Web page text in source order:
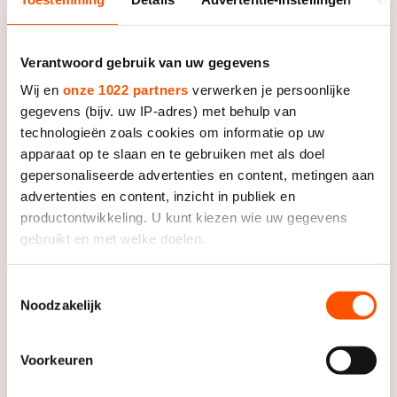
Verantwoord gebruik van uw gegevens
Wij en onze 1022 partners verwerken je persoonlijke
gegevens (bijv. uw IP-adres) met behulp van
technologieën zoals cookies om informatie op uw
apparaat op te slaan en te gebruiken met als doel
gepersonaliseerde advertenties en content, metingen aan
advertenties en content, inzicht in publiek en
productontwikkeling. U kunt kiezen wie uw gegevens
gebruikt en met welke doelen.
Informatie verzamelen over uw geografische locatie,
Uw apparaat identificeren door het actief te scannen
op specifieke eigenschappen (fingerprinting)
Noodzakelijk
Voorkeuren
Loena Hendrickx heeft op haar 26e een punt gezet
achter haar kunstschaatscarrière. Met twee WK-